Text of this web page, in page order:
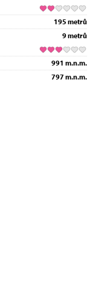
195 metrů
9 metrů
991 m.n.m.
797 m.n.m.